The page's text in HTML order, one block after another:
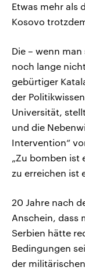
Etwas mehr als
Kosovo
Die – wenn
noch lange
gebürtiger
der
Universität,
und die
Intervention“
„Zu bomben ist
zu erreichen ist
20 Jahre nach
Anschein, dass
Serbien hätte
Bedingungen
der